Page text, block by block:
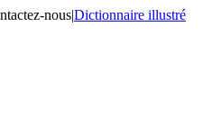
nous|Dictionnaire illustré